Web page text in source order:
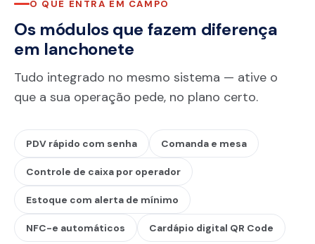
O QUE ENTRA EM CAMPO
Os módulos que fazem diferença
em lanchonete
Tudo integrado no mesmo sistema — ative o
que a sua operação pede, no plano certo.
PDV rápido com senha Comanda e mesa
Controle de caixa por operador
Estoque com alerta de mínimo
NFC-e automáticos Cardápio digital QR Code